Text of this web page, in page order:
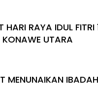
HARI RAYA IDUL
UTARA
MENUNAIKAN